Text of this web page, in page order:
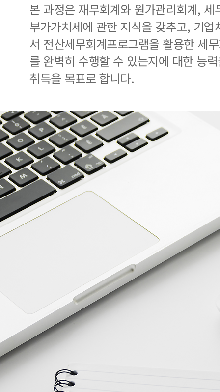
본 과정은 재무회계와 원가관리회계,
부가가치세에 관한 지식을 갖추고, 기
서 전산세무회계프로그램을 활용한 세
를 완벽히 수행할 수 있는지에 대한 능
취득을 목표로 합니다.